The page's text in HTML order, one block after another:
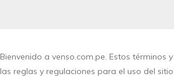
Bienvenido a venso.com.pe. Estos términos
las reglas y regulaciones para el uso del